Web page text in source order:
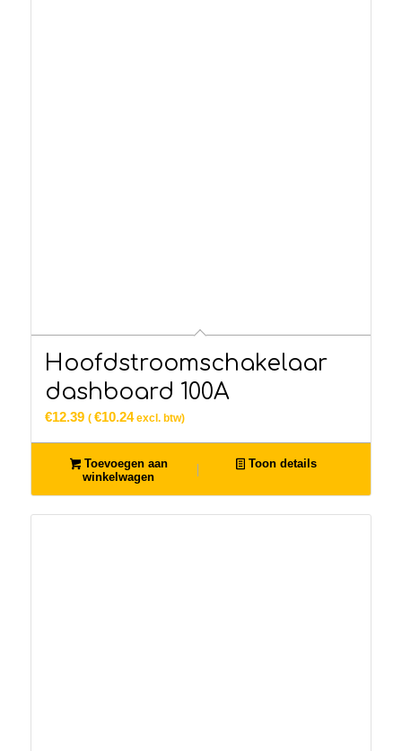
Hoofdstroomschakelaar
dashboard 100A
€12.39 ( €10.24excl. btw)
Toevoegen aan
winkelwagen
Toon details